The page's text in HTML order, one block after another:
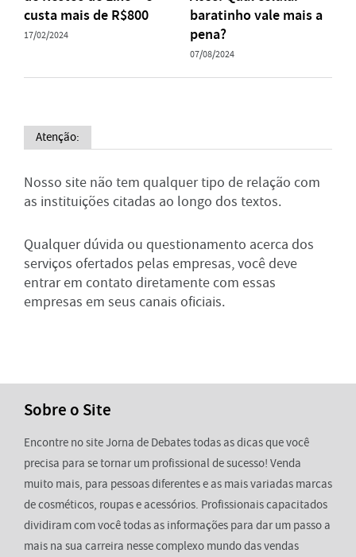
custa mais de R$800
17/02/2024
baratinho vale mais a
pena?
07/08/2024
Atenção:
Nosso site não tem qualquer tipo de relação com
as instituições citadas ao longo dos textos.
Qualquer dúvida ou questionamento acerca dos
serviços ofertados pelas empresas, você deve
entrar em contato diretamente com essas
empresas em seus canais oficiais.
Sobre o Site
Encontre no site Jorna de Debates todas as dicas que você
precisa para se tornar um profissional de sucesso! Venda
muito mais, para pessoas diferentes e as mais variadas marcas
de cosméticos, roupas e acessórios. Profissionais capacitados
dividiram com você todas as informações para dar um passo a
mais na sua carreira nesse complexo mundo das vendas